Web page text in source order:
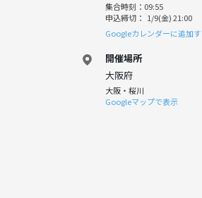
集合時刻：09:55
申込締切： 1/9(金) 21:00
Googleカレンダーに追加す
開催場所
大阪府
大阪・桜川
Googleマップで表示